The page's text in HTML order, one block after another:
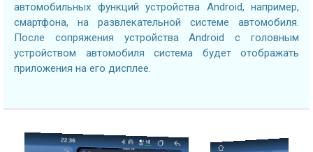
автомобильных функций устройства Android, например,
смартфона, на развлекательной системе автомобиля.
После сопряжения устройства Android с головным
устройством автомобиля система будет отображать
приложения на его дисплее.
2.7GHZ CPU